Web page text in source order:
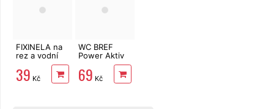
FIXINELA na
rez a vodní
kámen 500
ml
39 Kč
WC BREF
Power Aktiv
Lavender
69 Kč